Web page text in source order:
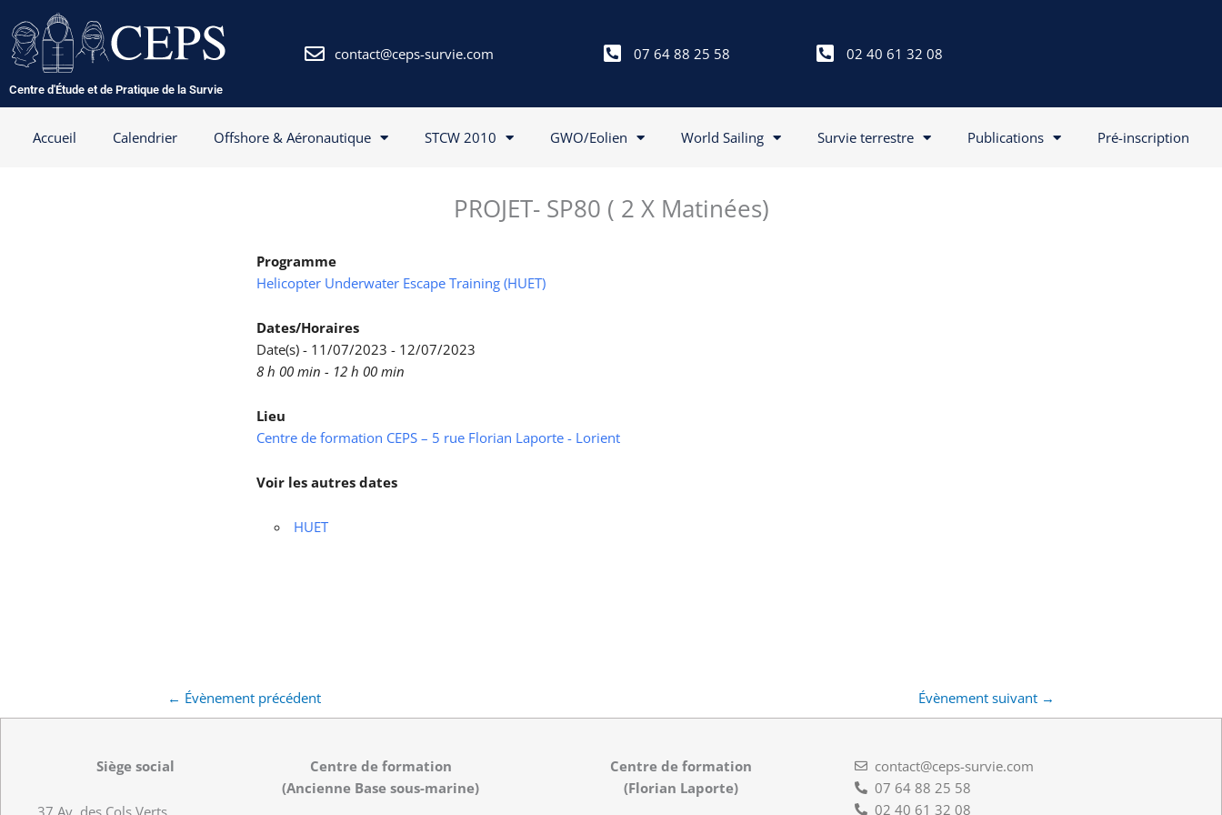
au
contenu
Centre d'Étude et de Pratique de la Survie
contact@ceps-survie.com 07 64 88 25 58 02 40 61 32 08
Accueil Calendrier Offshore & Aéronautique STCW 2010 GWO/Eolien World Sailing Survie terrestre Publications Pré-inscription
PROJET- SP80 ( 2 X Matinées)
Programme
Helicopter Underwater Escape Training (HUET)
Dates/Horaires
Date(s) - 11/07/2023 - 12/07/2023
8 h 00 min - 12 h 00 min
Lieu
Centre de formation CEPS – 5 rue Florian Laporte - Lorient
Voir les autres dates
HUET
← Évènement précédent Évènement suivant →
Siège social
Centre de formation
(Ancienne Base sous-marine)
Centre de formation
(Florian Laporte)
contact@ceps-survie.com
07 64 88 25 58
02 40 61 32 08